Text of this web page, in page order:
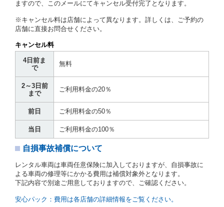
ことができるレンタカーがない場合又は借受人若しく
は運転者が第８条第１項若しくは第２項各号のいずれ
かに該当する場合を除きます。
１項に定める貸渡料金を支払うものとします。
運転者は、貸渡契約の締結にあたり、約款及び細則で
運転者の義務と定められた事項を遵守するものとしま
す。
当社は、監督官庁の基本通達（注１）に基づき、貸渡
簿(貸渡原票)及び第１３条第１項に規定する貸渡証に
運転者の氏名、住所、運転免許の種類及び運転免許証
（注２）の番号を記載し、又は運転者の運転免許証の
写しを添付するため、貸渡契約の締結にあたり、借受
人に対し、借受人の指定する運転者（以下「運転者」
といいます。）の運転免許証の提示を求めるほか、そ
の写しの提出を求めることがあります。この場合、借
を提示し、借受人と運転者が異なるときはその運転者
の運転免許証を提示するものとします。
注１）監督官庁の基本通達とは、国土交通省自動車
旅第138号 平成7年6月13日）の２．(10)及び(11)の
ますので、このメールにてキャンセル受付完了となります。
※キャンセル料は店舗によって異なります。詳しくは、ご予約の
店舗に直接お問合せください。
キャンセル料
4日前ま
で
無料
2～3日前
まで
ご利用料金の20％
前日 ご利用料金の50％
当日 ご利用料金の100％
自損事故補償について
レンタル車両は車両任意保険に加入しておりますが、自損事故に
よる車両の修理等にかかる費用は補償対象外となります。
下記内容で別途ご用意しておりますので、ご確認ください。
安心パック：費用は各店舗の詳細情報をご覧ください。